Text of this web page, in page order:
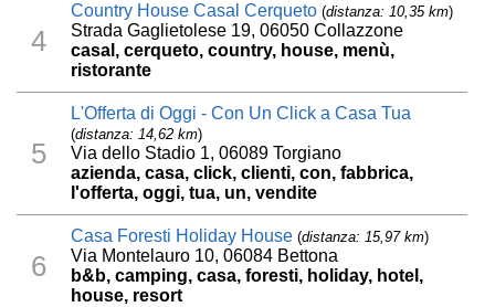
4
Country House Casal Cerqueto (distanza: 10,35 km)
Strada Gaglietolese 19, 06050 Collazzone
casal, cerqueto, country, house, menù,
ristorante
5
L'Offerta di Oggi - Con Un Click a Casa Tua
(distanza: 14,62 km)
Via dello Stadio 1, 06089 Torgiano
azienda, casa, click, clienti, con, fabbrica,
l'offerta, oggi, tua, un, vendite
6
Casa Foresti Holiday House (distanza: 15,97 km)
Via Montelauro 10, 06084 Bettona
b&b, camping, casa, foresti, holiday, hotel,
house, resort